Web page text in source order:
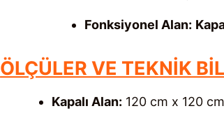
Fonksiyonel Alan:
ÖLÇÜLER VE TEKNİK
Kapalı Alan: 120 cm x 120 cm